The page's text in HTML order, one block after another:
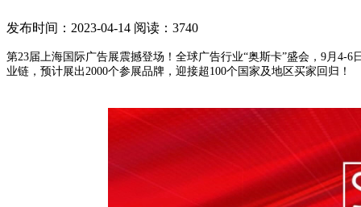
发布时间：2023-04-14 阅读：3740
第23届上海国际广告展震撼登场！全球广告行业“奥斯卡”盛会，9月4-
业链，预计展出2000个参展品牌，迎接超100个国家及地区买家回归！